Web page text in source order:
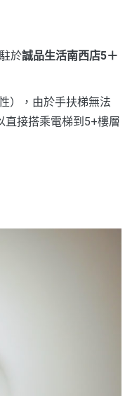
於誠品生活南西店5＋
），由於手扶梯無法
直接搭乘電梯到5+樓層